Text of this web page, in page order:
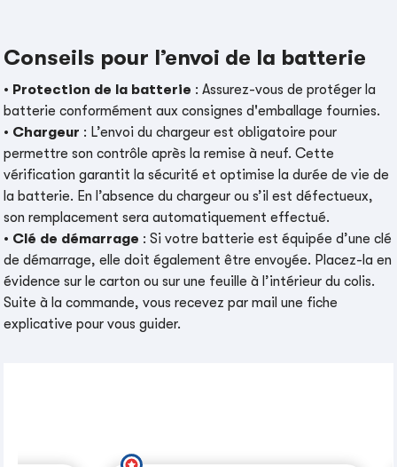
Conseils pour l’envoi de la batterie
• Protection de la batterie : Assurez-vous de protéger la
batterie conformément aux consignes d'emballage fournies.
• Chargeur : L’envoi du chargeur est obligatoire pour
permettre son contrôle après la remise à neuf. Cette
vérification garantit la sécurité et optimise la durée de vie de
la batterie. En l’absence du chargeur ou s’il est défectueux,
son remplacement sera automatiquement effectué.
• Clé de démarrage : Si votre batterie est équipée d’une clé
de démarrage, elle doit également être envoyée. Placez-la en
évidence sur le carton ou sur une feuille à l’intérieur du colis.
Suite à la commande, vous recevez par mail une fiche
explicative pour vous guider.